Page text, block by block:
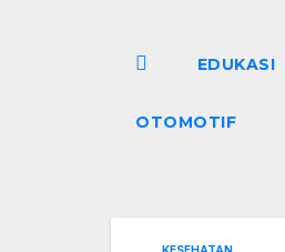
EDUKASI
OTOMOTIF